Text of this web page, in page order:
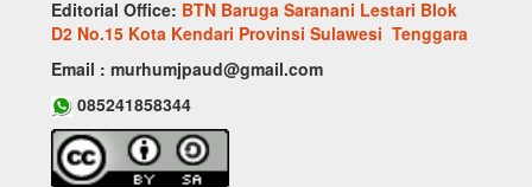
Editorial Office: BTN Baruga Saranani Lestari Blok
D2 No.15 Kota Kendari Provinsi Sulawesi Tenggara
Email : murhumjpaud@gmail.com
085241858344